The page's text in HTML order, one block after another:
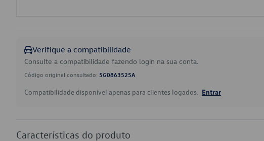
Verifique a compatibilidade
Consulte a compatibilidade fazendo login na sua conta.
Código original consultado: 5G0863525A
Compatibilidade disponível apenas para clientes logados. Entrar
Características do produto